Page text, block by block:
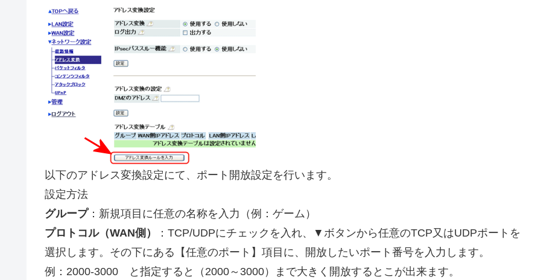
以下のアドレス変換設定にて、ポート開放設定を行います。
設定方法
グループ：新規項目に任意の名称を入力（例：ゲーム）
プロトコル（WAN側）
：TCP/UDPにチェックを入れ、▼ボタンから任意のTCP又はUDPポートを
選択します。その下にある【任意のポート】項目に、開放したいポート番号を入力します。
例：2000-3000 と指定すると（2000～3000）まで大きく開放するとこが出来ます。